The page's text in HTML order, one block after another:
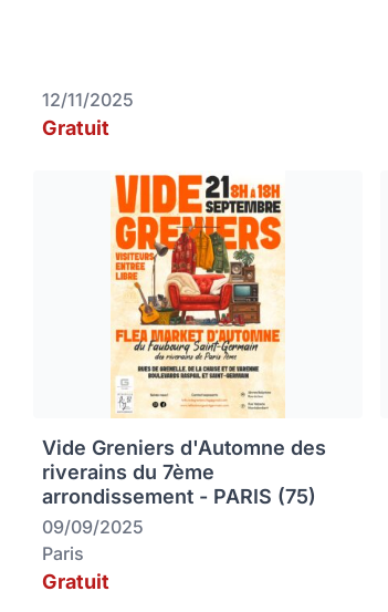
12/11/2025
Gratuit
Vide Greniers d'Automne des
riverains du 7ème
arrondissement - PARIS (75)
09/09/2025
Paris
Gratuit